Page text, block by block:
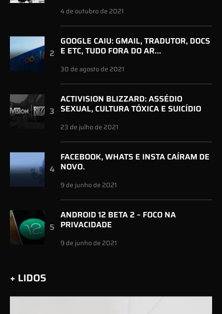
4 de outubro de 2021
GOOGLE CAIU: GMAIL, TRADUTOR, DOCS
E ETC, TUDO FORA DO AR…
30 de agosto de 2021
ACTIVISION BLIZZARD: ASSÉDIO
SEXUAL, CULTURA TÓXICA E SUICÍDIO
23 de julho de 2021
FACEBOOK, WHATS E INSTA CAÍRAM DE
NOVO.
9 de junho de 2021
ANDROID 12 BETA 2 – FOCO NA
PRIVACIDADE
9 de junho de 2021
+ LIDOS